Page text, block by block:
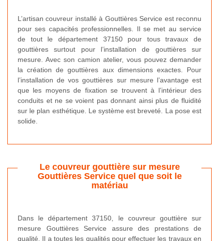
L’artisan couvreur installé à Gouttières Service est reconnu
pour ses capacités professionnelles. Il se met au service
de tout le département 37150 pour tous travaux de
gouttières surtout pour l’installation de gouttières sur
mesure. Avec son camion atelier, vous pouvez demander
la création de gouttières aux dimensions exactes. Pour
l’installation de vos gouttières sur mesure l’avantage est
que les moyens de fixation se trouvent à l’intérieur des
conduits et ne se voient pas donnant ainsi plus de fluidité
sur le plan esthétique. Le système est breveté. La pose est
solide.
Le couvreur gouttière sur mesure
Gouttières Service quel que soit le
matériau
Dans le département 37150, le couvreur gouttière sur
mesure Gouttières Service assure des prestations de
qualité. Il a toutes les qualités pour effectuer les travaux en